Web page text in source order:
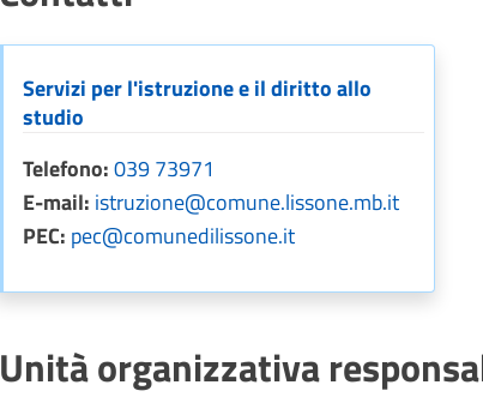
Servizi per l'istruzione e il diritto allo
studio
Telefono:039 73971
E-mail: istruzione@comune.lissone.mb.it
PEC: pec@comunedilissone.it
Unità organizzativa